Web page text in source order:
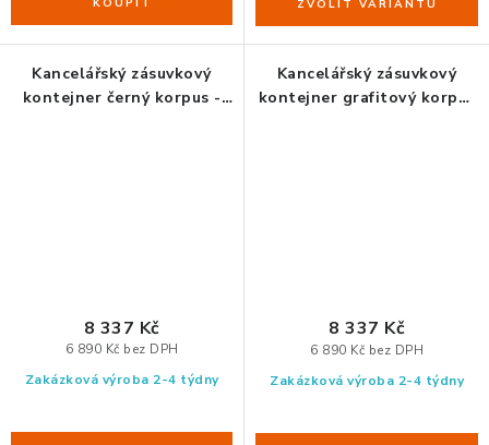
Kancelářský zásuvkový
kontejner černý korpus -
Zakázková výroba 2-4 týdny
6 890 Kč bez DPH
8 337 Kč
Kancelářský zásuvkový
kontejner grafitový korpus
Zakázková výroba 2-4 týdny
6 890 Kč bez DPH
8 337 Kč